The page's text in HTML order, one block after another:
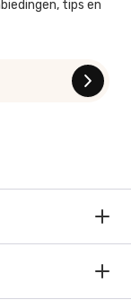
tips en